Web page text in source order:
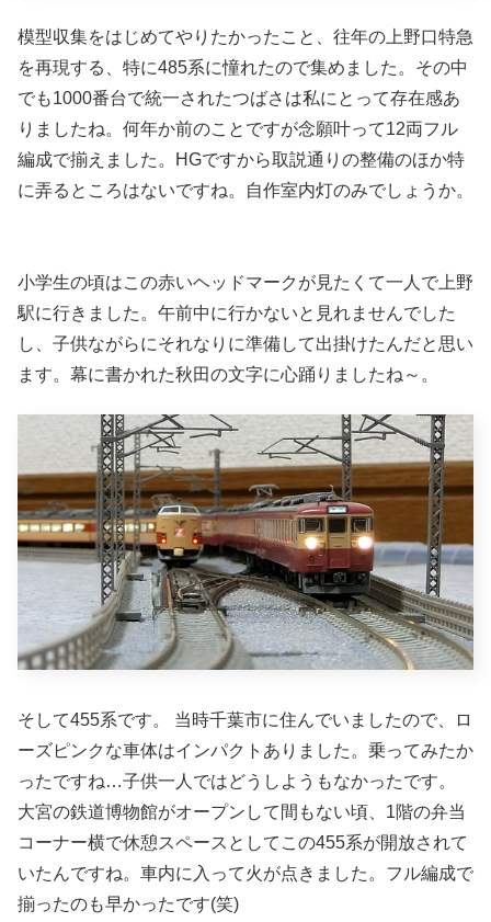
模型収集をはじめてやりたかったこと、往年の上野口特急
を再現する、特に485系に憧れたので集めました。その中
でも1000番台で統一されたつばさは私にとって存在感あ
りましたね。何年か前のことですが念願叶って12両フル
編成で揃えました。HGですから取説通りの整備のほか特
に弄るところはないですね。自作室内灯のみでしょうか。
小学生の頃はこの赤いヘッドマークが見たくて一人で上野
駅に行きました。午前中に行かないと見れませんでした
し、子供ながらにそれなりに準備して出掛けたんだと思い
ます。幕に書かれた秋田の文字に心踊りましたね～。
そして455系です。 当時千葉市に住んでいましたので、ロ
ーズピンクな車体はインパクトありました。乗ってみたか
ったですね…子供一人ではどうしようもなかったです。
大宮の鉄道博物館がオープンして間もない頃、1階の弁当
コーナー横で休憩スペースとしてこの455系が開放されて
いたんですね。車内に入って火が点きました。フル編成で
揃ったのも早かったです(笑)